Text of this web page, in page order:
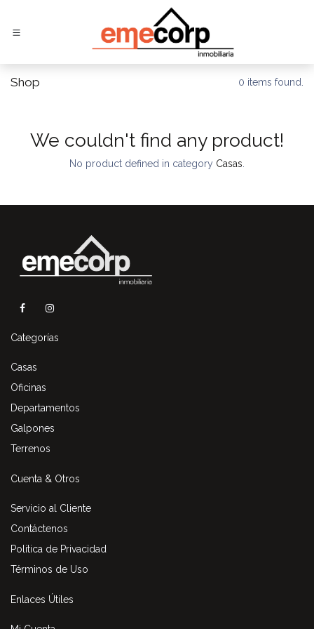
Shop 0 items found.
We couldn't find any product!
No product defined in category Casas
Categorías
Casas
Oficinas
Departamentos
Galpones
Terrenos
Cuenta & Otros
Servicio al Cliente
Contáctenos
Política de Privacidad
Términos de Uso
Enlaces Útiles